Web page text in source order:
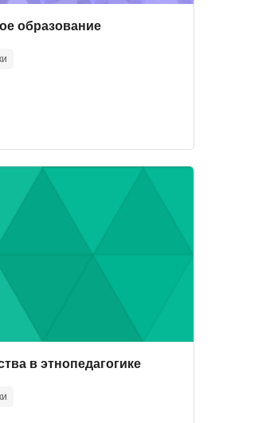
образование
детства в этнопедагогике
в этнопедагогике